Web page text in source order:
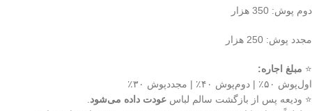
دوم پوش: 350 هزار
مجدد پوش: 250 هزار
⭐ مبلغ اجاره:
اول‌پوش ۵۰٪ | دوم‌پوش ۴۰٪ | مجددپوش ۳۰٪
⭐ ودیعه پس از بازگشت سالم لباس عودت داده می‌شود.